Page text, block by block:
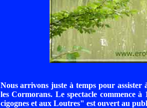
Nous arrivons juste à temps pour assister
les Cormorans. Le spectacle commence
cigognes et aux Loutres" est ouvert au